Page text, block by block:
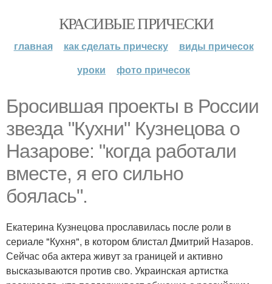
КРАСИВЫЕ ПРИЧЕСКИ
главная как сделать прическу
виды причесок
уроки
фото причесок
Бросившая проекты в России
звезда "Кухни" Кузнецова о
Назарове: "когда работали
вместе, я его сильно
боялась".
Екатерина Кузнецова прославилась после роли в
сериале "Кухня", в котором блистал Дмитрий Назаров.
Сейчас оба актера живут за границей и активно
высказываются против сво. Украинская артистка